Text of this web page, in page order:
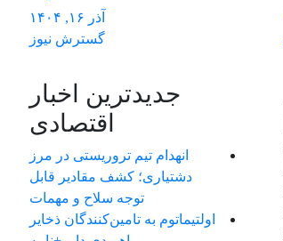
آذر ۱۶, ۱۴۰۴
گسترش نیوز
جدیدترین اخبار
اقتصادی
انهدام تیم تروریستی در مرز
دشتیاری؛ کشف مقادیر قابل
توجه سلاح و مهمات
اولتیماتوم به تامین‌کنندگان ذخایر